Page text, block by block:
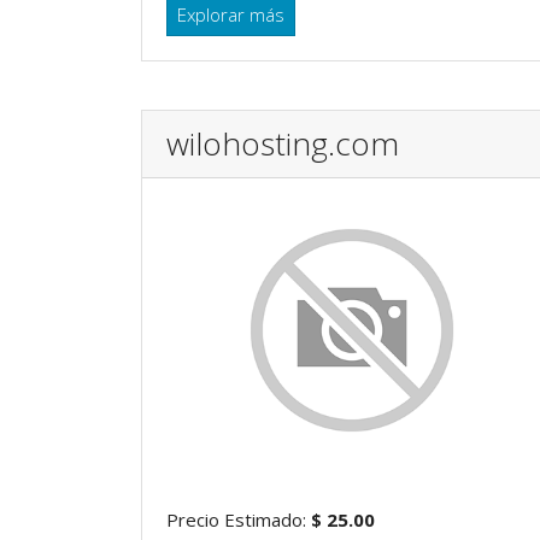
Explorar más
wilohosting.com
Precio Estimado: $ 25.00